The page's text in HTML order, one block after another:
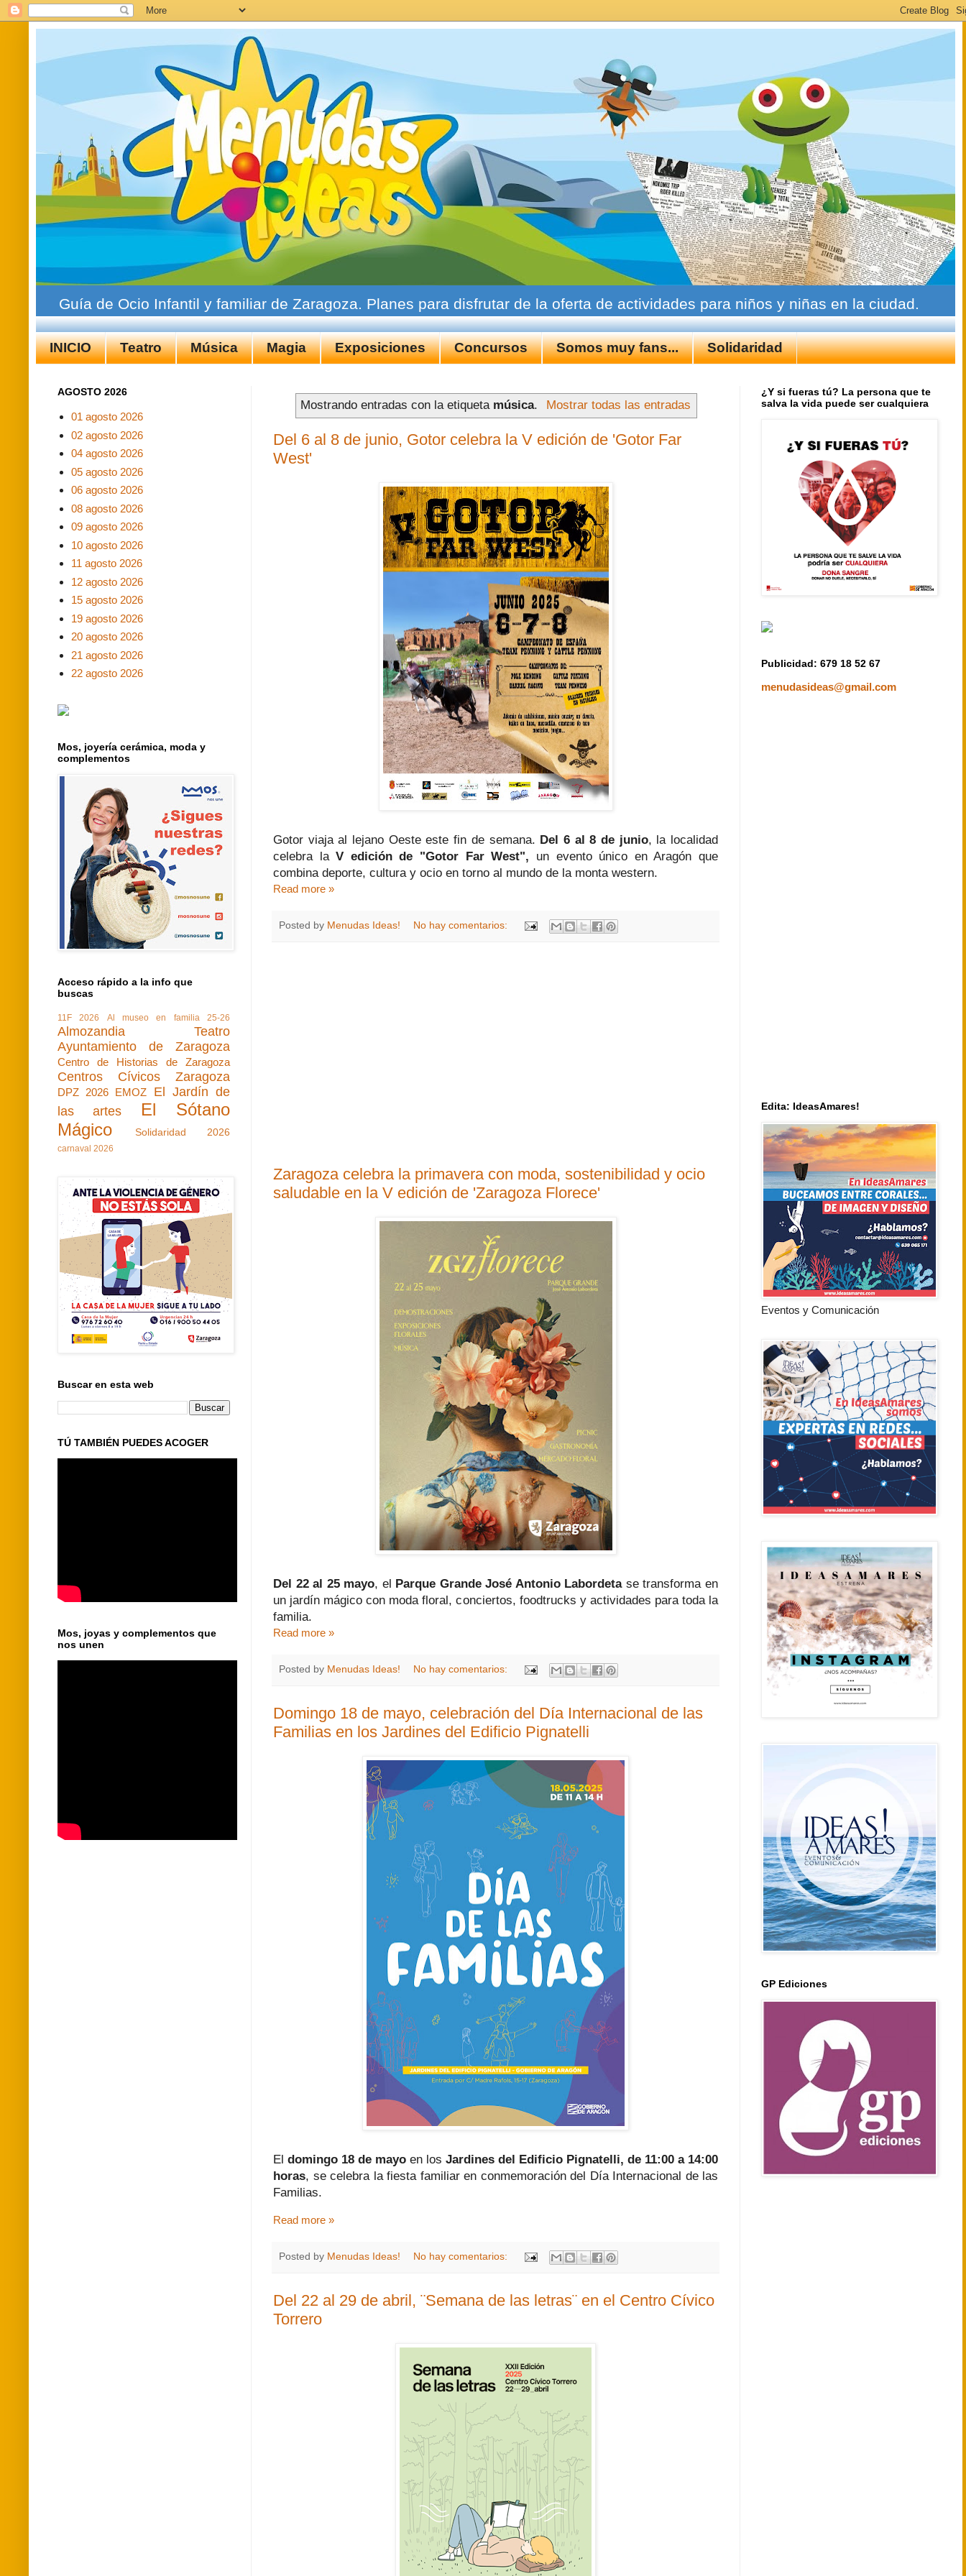
Guía de Ocio Infantil y familiar de Zaragoza. Planes para disfrutar de la oferta de actividades para niños y niñas en la ciudad.
INICIO Teatro Música Magia Exposiciones Concursos Somos muy fans... Solidaridad
Mostrando entradas con la etiqueta música. Mostrar todas las entradas
Del 6 al 8 de junio, Gotor celebra la V edición de 'Gotor Far
West'
Gotor viaja al lejano Oeste este fin de semana. Del 6 al 8 de junio, la localidad
celebra laV edición de "Gotor Far West", un evento único en Aragón que
combina deporte, cultura y ocio en torno al mundo de la monta western.
Read more »
Posted by Menudas Ideas! No hay comentarios:
Zaragoza celebra la primavera con moda, sostenibilidad y ocio
saludable en la V edición de 'Zaragoza Florece'
Del 22 al 25 mayo, el Parque Grande José Antonio Labordetase transforma en
un jardín mágico con moda floral, conciertos, foodtrucks y actividades para toda la
familia.
Read more »
Posted by Menudas Ideas! No hay comentarios:
Domingo 18 de mayo, celebración del Día Internacional de las
Familias en los Jardines del Edificio Pignatelli
El domingo 18 de mayo en los Jardines del Edificio Pignatelli, de 11:00 a 14:00
horas, se celebra la fiesta familiar en conmemoración del Día Internacional de las
Familias.
Read more »
Posted by Menudas Ideas! No hay comentarios:
Del 22 al 29 de abril, ¨Semana de las letras¨ en el Centro Cívico
Torrero
AGOSTO 2026
01 agosto 2026
02 agosto 2026
04 agosto 2026
05 agosto 2026
06 agosto 2026
08 agosto 2026
09 agosto 2026
10 agosto 2026
11 agosto 2026
12 agosto 2026
15 agosto 2026
19 agosto 2026
20 agosto 2026
21 agosto 2026
22 agosto 2026
Mos, joyería cerámica, moda y
complementos
Acceso rápido a la info que
buscas
11F 2026 Al museo en familia 25-26
Almozandia Teatro
Ayuntamiento de Zaragoza
Centro de Historias de Zaragoza
Centros Cívicos Zaragoza
DPZ 2026 EMOZ
El Jardín de
las artes
El Sótano
Mágico
Solidaridad 2026
carnaval 2026
Buscar en esta web
TÚ TAMBIÉN PUEDES ACOGER
Mos, joyas y complementos que
nos unen
¿Y si fueras tú? La persona que te
salva la vida puede ser cualquiera
Publicidad: 679 18 52 67
menudasideas@gmail.com
Edita: IdeasAmares!
Eventos y Comunicación
GP Ediciones